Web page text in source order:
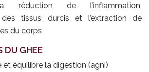
réduction de l’inflammation,
des tissus durcis et l’extraction de
du corps
DU GHEE
et équilibre la digestion (agni)